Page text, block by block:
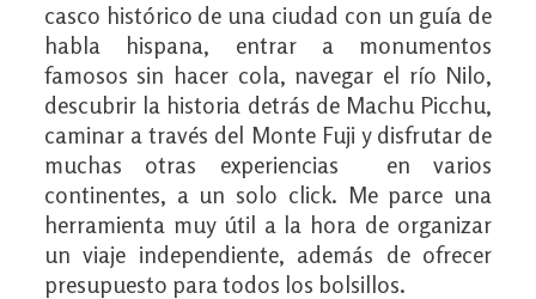
casco histórico de una ciudad con un guía de
habla hispana, entrar a monumentos
famosos sin hacer cola, navegar el río Nilo,
descubrir la historia detrás de Machu Picchu,
caminar a través del Monte Fuji y disfrutar de
muchas otras experiencias en varios
continentes, a un solo click. Me parce una
herramienta muy útil a la hora de organizar
un viaje independiente, además de ofrecer
presupuesto para todos los bolsillos.